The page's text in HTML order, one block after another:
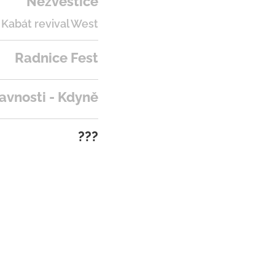
Kabát revival West
Radnice Fest
- Kdyně
???